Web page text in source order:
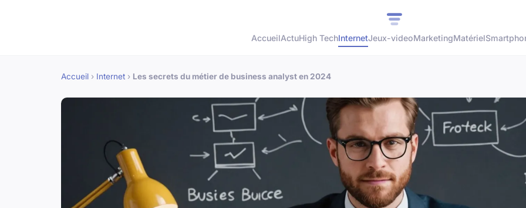
AccueilActuHigh TechInternetJeux-videoMarketingMatériel
Accueil › Internet › Les secrets du métier de business analyst en 2024